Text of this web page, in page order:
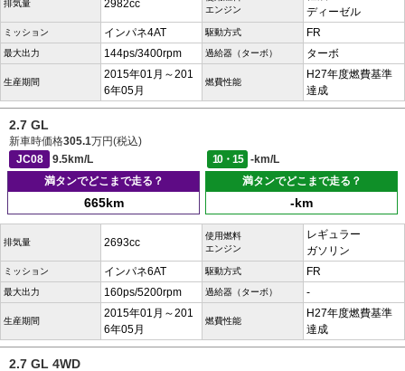
排気量 2982cc
エンジン
ディーゼル
ミッション インパネ4AT 駆動方式 FR
最大出力 144ps/3400rpm 過給器（ターボ） ターボ
生産期間
2015年01月～201
6年05月
燃費性能
H27年度燃費基準
達成
2.7 GL
新車時価格305.1万円(税込)
JC08
9.5km/L 10・15
-km/L
満タンでどこまで走る？
665km
満タンでどこまで走る？
-km
排気量 2693cc
使用燃料
エンジン
レギュラー
ガソリン
ミッション インパネ6AT 駆動方式 FR
最大出力 160ps/5200rpm 過給器（ターボ） -
生産期間
2015年01月～201
6年05月
燃費性能
H27年度燃費基準
達成
2.7 GL 4WD